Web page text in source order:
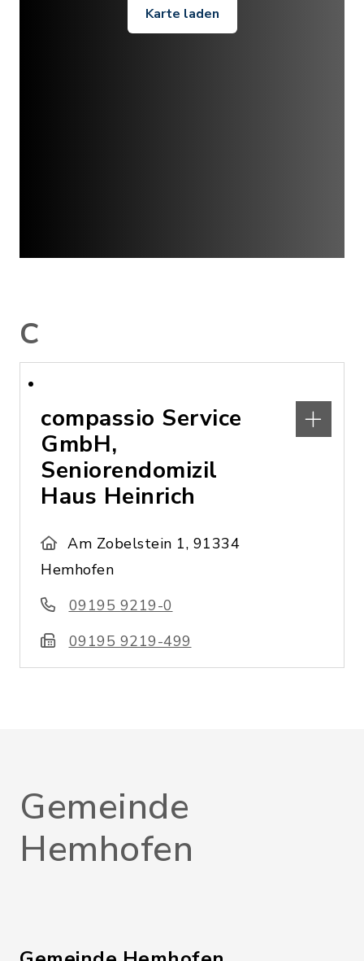
Karte laden
C
compassio Service
GmbH,
Seniorendomizil
Haus Heinrich
Am Zobelstein 1, 91334
Hemhofen
09195 9219-0
09195 9219-499
Gemeinde
Hemhofen